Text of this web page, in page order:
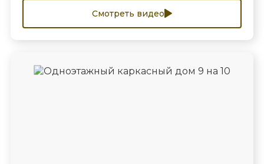
Смотреть видео